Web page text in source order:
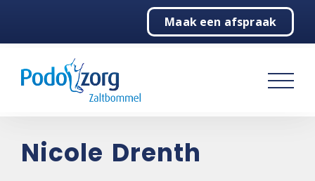
Maak een afspraak
Podologie
Behandelingen
Over ons
Nicole Drenth